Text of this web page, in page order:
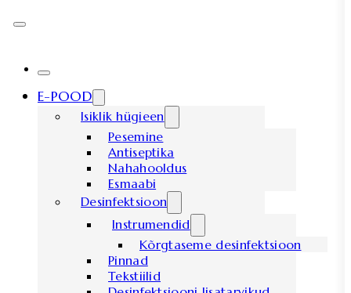
E-POOD
Isiklik hügieen
Pesemine
Antiseptika
Nahahooldus
Esmaabi
Desinfektsioon
Instrumendid
Kõrgtaseme desinfektsioon
Pinnad
Tekstiilid